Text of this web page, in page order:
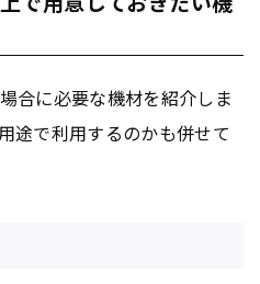
合に必要な機材を紹介しま
途で利用するのかも併せて